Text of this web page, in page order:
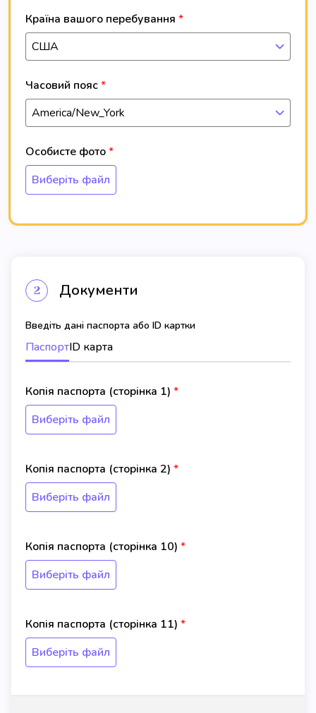
Країна вашого перебування
США
Часовий пояс
America/New_York
Особисте фото
Виберіть файл
2 Документи
Введіть дані паспорта або ID картки
ПаспортID карта
Копія паспорта (сторінка 1)
Виберіть файл
Копія паспорта (сторінка 2)
Виберіть файл
Копія паспорта (сторінка 10)
Виберіть файл
Копія паспорта (сторінка 11)
Виберіть файл